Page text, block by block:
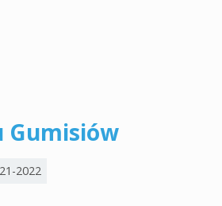
Gumisiów
2022